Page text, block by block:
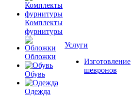
Комплекты
фурнитуры
Обложки
Обувь
Одежда
Услуги
Изготовление
шевронов